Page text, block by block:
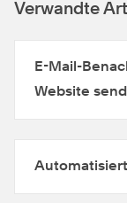
Verwandte
E-Mail-
Website